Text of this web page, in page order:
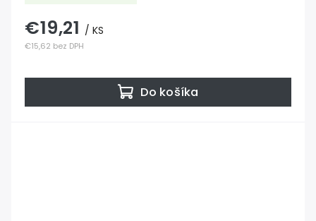
€15,62 bez DPH
€19,21 / KS
Do košíka